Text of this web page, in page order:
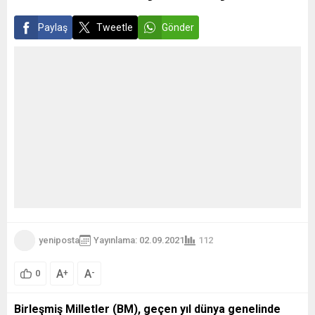
Paylaş Tweetle Gönder
yeniposta Yayınlama: 02.09.2021 112
0 A+ A-
Birleşmiş Milletler (BM), geçen yıl dünya genelinde